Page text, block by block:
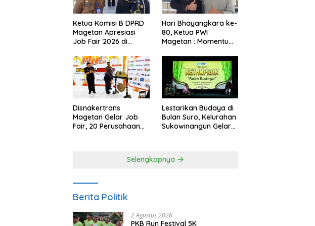
Ketua Komisi B DPRD
Magetan Apresiasi
Job Fair 2026 di
Anggaran
Hari Bhayangkara ke-
80, Ketua PWI
Magetan : Momentum
Kepercayaan Publik
Disnakertrans
Magetan Gelar Job
Fair, 20 Perusahaan
Lestarikan Budaya di
Bulan Suro, Kelurahan
Sukowinangun Gelar
Selengkapnya
Berita Politik
2 Agustus 2026
PKB Run Festival 5K